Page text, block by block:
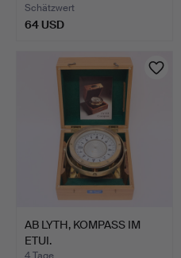
Schätzwert
64 USD
AB LYTH, KOMPASS IM
ETUI.
4 Tage